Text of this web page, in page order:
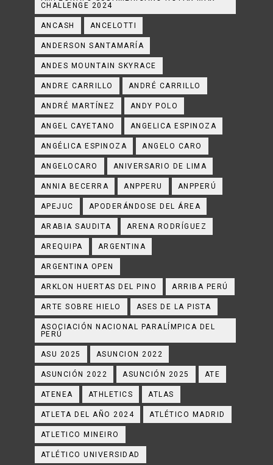
CHALLENGE 2024
ANCASH ANCELOTTI
ANDERSON SANTAMARÍA
ANDES MOUNTAIN SKYRACE
ANDRE CARRILLO ANDRÉ CARRILLO
ANDRÉ MARTÍNEZ ANDY POLO
ANGEL CAYETANO ANGELICA ESPINOZA
ANGÉLICA ESPINOZA ANGELO CARO
ANGELOCARO ANIVERSARIO DE LIMA
ANNIA BECERRA ANPPERU ANPPERÚ
APEJUC APODERÁNDOSE DEL ÁREA
ARABIA SAUDITA ARENA RODRÍGUEZ
AREQUIPA ARGENTINA
ARGENTINA OPEN
ARKLON HUERTAS DEL PINO ARRIBA PERÚ
ARTE SOBRE HIELO ASES DE LA PISTA
ASOCIACIÓN NACIONAL PARALÍMPICA DEL
PERÚ
ASU 2025 ASUNCION 2022
ASUNCIÓN 2022 ASUNCIÓN 2025 ATE
ATENEA ATHLETICS ATLAS
ATLETA DEL AÑO 2024 ATLÉTICO MADRID
ATLETICO MINEIRO
ATLÉTICO UNIVERSIDAD